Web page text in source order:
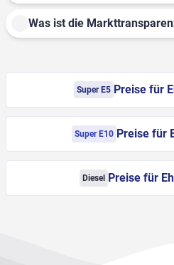
Was ist die
Super E5 Preise für
Super E10 Preise für
Diesel Preise für